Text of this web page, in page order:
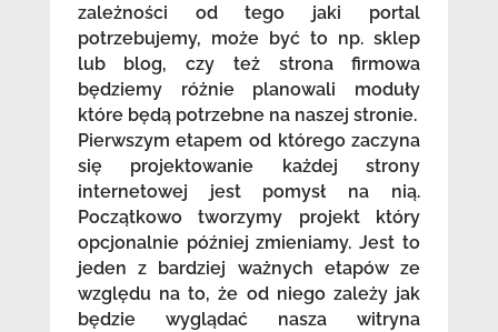
zależności od tego jaki portal
potrzebujemy, może być to np. sklep
lub blog, czy też strona firmowa
będziemy różnie planowali moduły
które będą potrzebne na naszej stronie.
Pierwszym etapem od którego zaczyna
się projektowanie każdej strony
internetowej jest pomysł na nią.
Początkowo tworzymy projekt który
opcjonalnie później zmieniamy. Jest to
jeden z bardziej ważnych etapów ze
względu na to, że od niego zależy jak
będzie wyglądać nasza witryna